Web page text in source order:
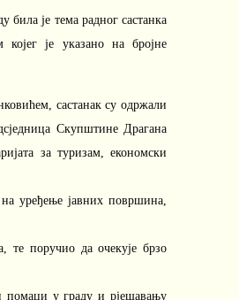
је тема радног састанка
је указано на бројне
састанак су одржали
Скупштине Драгана
за туризам, економски
на уређење јавних површина,
те поручио да очекује брзо
помаци у граду и рјешавању